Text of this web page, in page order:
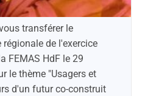
transférer le
de l'exercice
FEMAS HdF le 29
le thème "Usagers et
d'un futur co-construit